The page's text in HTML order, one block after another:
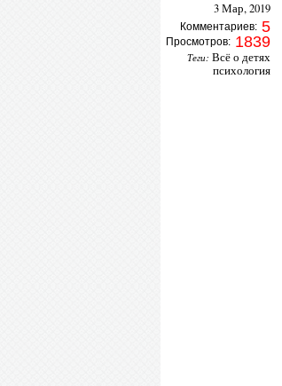
3 Мар, 2019
Комментариев: 5
Просмотров: 1839
Теги: Всё о детях
психология